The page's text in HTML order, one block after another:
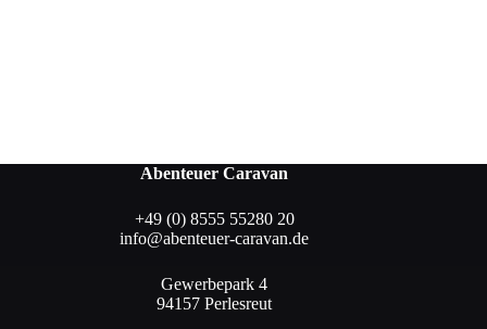
Abenteuer Caravan
+49 (0) 8555 55280 20
info@abenteuer-caravan.de
Gewerbepark 4
94157 Perlesreut